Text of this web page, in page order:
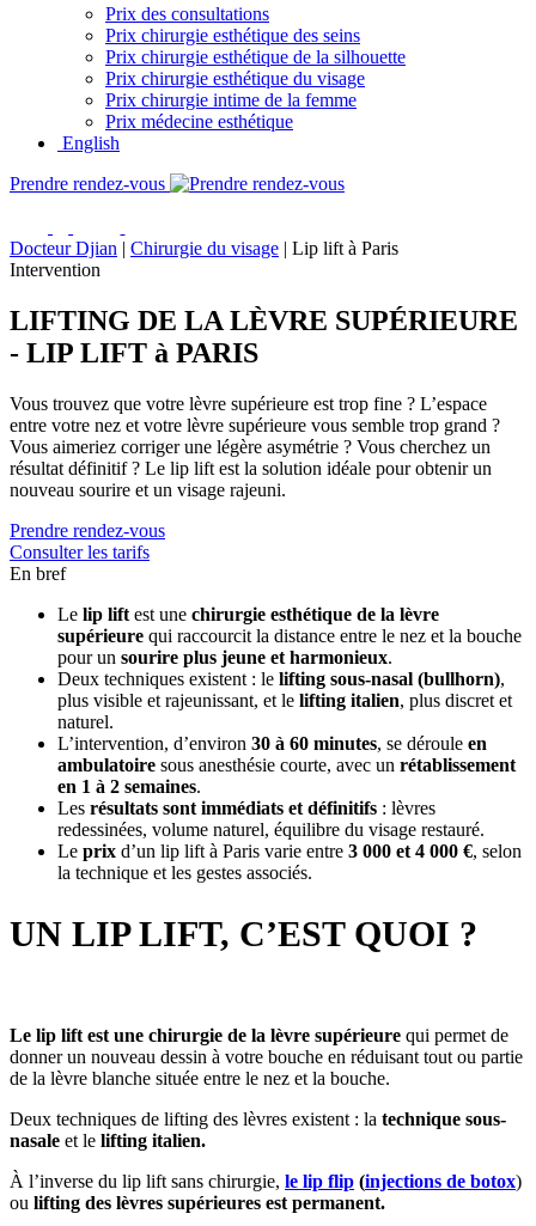
Prix des consultations
Prix chirurgie esthétique des seins
Prix chirurgie esthétique de la silhouette
Prix chirurgie esthétique du visage
Prix chirurgie intime de la femme
Prix médecine esthétique
English
Prendre rendez-vous
Docteur Djian | Chirurgie du visage | Lip lift à Paris
Intervention
LIFTING DE LA LÈVRE SUPÉRIEURE
- LIP LIFT à PARIS
Vous trouvez que votre lèvre supérieure est trop fine ? L’espace
entre votre nez et votre lèvre supérieure vous semble trop grand ?
Vous aimeriez corriger une légère asymétrie ? Vous cherchez un
résultat définitif ? Le lip lift est la solution idéale pour obtenir un
nouveau sourire et un visage rajeuni.
Prendre rendez-vous
Consulter les tarifs
En bref
Le lip lift est une chirurgie esthétique de la lèvre
supérieure qui raccourcit la distance entre le nez et la bouche
pour un sourire plus jeune et harmonieux.
Deux techniques existent : le lifting sous-nasal (bullhorn),
plus visible et rajeunissant, et le lifting italien, plus discret et
naturel.
L’intervention, d’environ 30 à 60 minutes, se déroule en
ambulatoire sous anesthésie courte, avec un rétablissement
en 1 à 2 semaines.
Les résultats sont immédiats et définitifs : lèvres
redessinées, volume naturel, équilibre du visage restauré.
Le prix d’un lip lift à Paris varie entre 3 000 et 4 000 €, selon
la technique et les gestes associés.
UN LIP LIFT, C’EST QUOI ?
Le lip lift est une chirurgie de la lèvre supérieure qui permet de
donner un nouveau dessin à votre bouche en réduisant tout ou partie
de la lèvre blanche située entre le nez et la bouche.
Deux techniques de lifting des lèvres existent : la technique sous-
nasale et le lifting italien.
À l’inverse du lip lift sans chirurgie, le lip flip (injections de botox)
ou lifting des lèvres supérieures est permanent.